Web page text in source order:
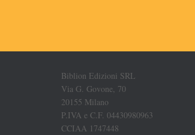
Biblion Edizioni SRL
Via G. Govone, 70
20155 Milano
P.IVA e C.F. 04430980963
CCIAA 1747448